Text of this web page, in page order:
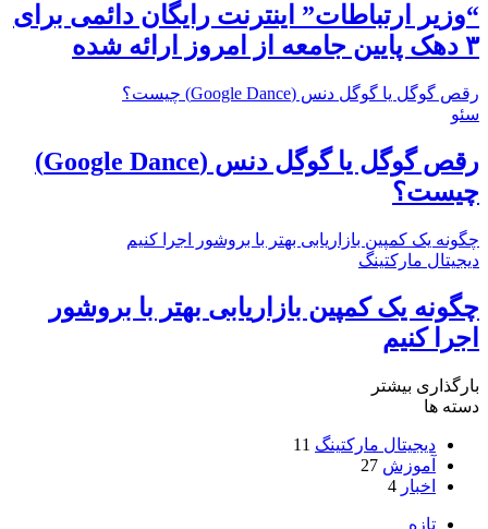
“وزیر ارتباطات” اینترنت رایگان دائمی برای
۳ دهک پایین جامعه از امروز ارائه شده
رقص گوگل یا گوگل دنس (Google Dance) چیست؟
سئو
رقص گوگل یا گوگل دنس (Google Dance)
چیست؟
چگونه یک کمپین بازاریابی بهتر با بروشور اجرا کنیم
دیجیتال مارکتینگ
چگونه یک کمپین بازاریابی بهتر با بروشور
اجرا کنیم
بارگذاری بیشتر
دسته ها
دیجیتال مارکتینگ 11
آموزش 27
اخبار 4
تازه